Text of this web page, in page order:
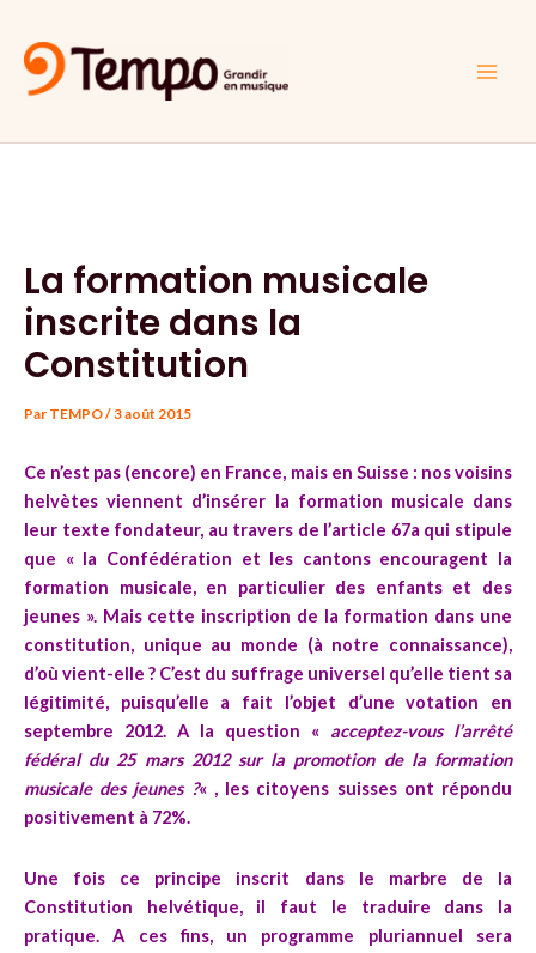
contenu
La formation musicale
inscrite dans la
Constitution
Par TEMPO/3 août 2015
Ce n’est pas (encore) en France, mais en Suisse : nos voisins
helvètes viennent d’insérer la formation musicale dans
leur texte fondateur, au travers de l’article 67a qui stipule
que « la Confédération et les cantons encouragent la
formation musicale, en particulier des enfants et des
jeunes ». Mais cette inscription de la formation dans une
constitution, unique au monde (à notre connaissance),
d’où vient-elle ? C’est du suffrage universel qu’elle tient sa
légitimité, puisqu’elle a fait l’objet d’une votation en
septembre 2012. A la question « acceptez-vous l’arrêté
fédéral du 25 mars 2012 sur la promotion de la formation
musicale des jeunes ?« , les citoyens suisses ont répondu
positivement à 72%.
Une fois ce principe inscrit dans le marbre de la
Constitution helvétique, il faut le traduire dans la
pratique. A ces fins, un programme pluriannuel sera
des
articles